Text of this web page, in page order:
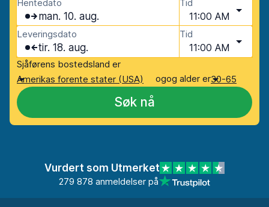
Hentedato
man. 10. aug.
Tid
11:00 AM
Leveringsdato
tir. 18. aug.
Tid
11:00 AM
Sjåførens bostedsland er
Amerikas forente stater (USA)
ogog alder er30-65
Søk nå
Vurdert som Utmerket
279 878 anmeldelser på